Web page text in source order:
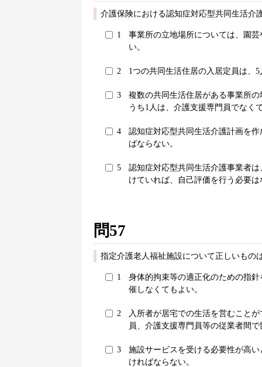
介護保険における認知症対応型共同生活介
1
事業所の立地場所については、園
い。
2 1つの共同生活住居の入居定員は、
3
複数の共同生活住居がある事業所
うち1人は、介護支援専門員でなく
4
認知症対応型共同生活介護計画を
ばならない。
5
認知症対応型共同生活介護事業者
けていれば、自己評価を行う必要は
問57
指定介護老人福祉施設について正しいもの
1
身体的拘束等の適正化のための指
催しなくてもよい。
2
入所者が居宅での生活を営むこと
員、介護支援専門員等の従業者間
3
施設サービスを受ける必要性が高
ければならない。